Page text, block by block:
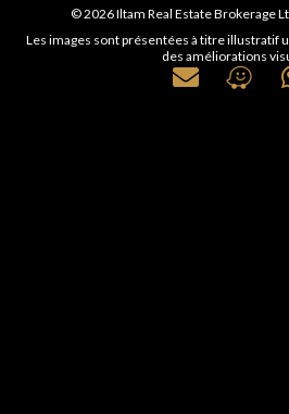
© 2026 Iltam Real Estate Brokerage
Les images sont présentées à titre illustratif
des améliorations